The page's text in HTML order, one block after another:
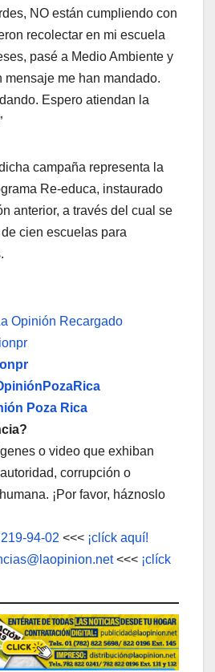
NO están cumpliendo con
recolectar en mi escuela
pasé a Medio Ambiente y
mensaje me han mandado.
Espero atiendan la
campaña representa la
Re-educa, instaurado
anterior, a través del cual se
cien escuelas para
Opinión Recargado
Poza Rica
o video que exhiban
corrupción o
¡Por favor, háznoslo
94-02 <<< ¡clíck aquí!
<<< ¡clíck